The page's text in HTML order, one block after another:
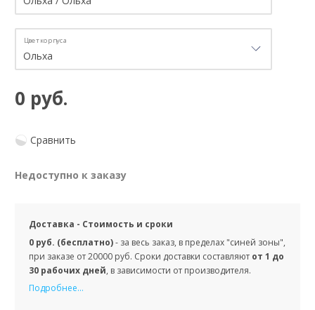
Цвет корпуса
0 руб.
Сравнить
Недоступно к заказу
Доставка - Стоимость и сроки
0 руб. (бесплатно)- за весь заказ, в пределах "синей зоны",
при заказе от 20000 руб. Сроки доставки составляют от 1 до
30 рабочих дней, в зависимости от производителя.
Подробнее...